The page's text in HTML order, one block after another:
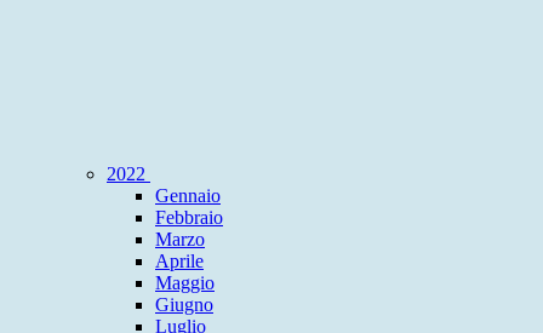
2022
Gennaio
Febbraio
Marzo
Aprile
Maggio
Giugno
Luglio